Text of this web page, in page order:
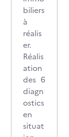
biliers
à
réalis
er.
Réalis
ation
des 6
diagn
ostics
en
situat